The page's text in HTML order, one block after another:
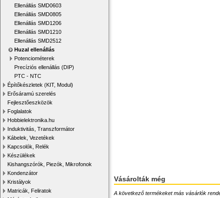
Ellenállás SMD0603
Ellenállás SMD0805
Ellenállás SMD1206
Ellenállás SMD1210
Ellenállás SMD2512
Huzal ellenállás
Potenciométerek
Precíziós ellenállás (DIP)
PTC - NTC
Építőkészletek (KIT, Modul)
Erősáramú szerelés
Fejlesztőeszközök
Foglalatok
Hobbielektronika.hu
Induktivitás, Transzformátor
Kábelek, Vezetékek
Kapcsolók, Relék
Készülékek
Kishangszórók, Piezók, Mikrofonok
Kondenzátor
Kristályok
Matricák, Feliratok
Vásárolták még
A következő termékeket más vásárlók